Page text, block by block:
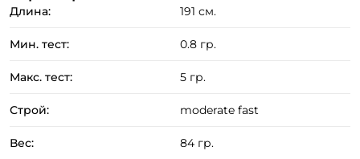
Эргономичная цельная рукоять из плотной EVA.
Лёгкие противозахлестные одноопорные кольца
Современный дизайн удилища в сочетании с
Длина: 191 см.
Мин. тест: 0.8 гр.
Макс. тест: 5 гр.
Строй: moderate fast
Вес: 84 гр.